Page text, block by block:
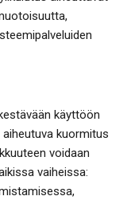
käyttöön
kuormitus
voidaan
vaiheissa: